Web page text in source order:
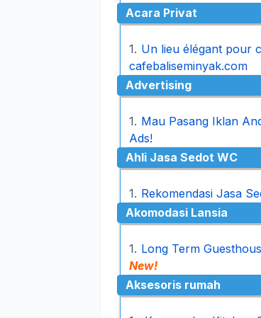
Acara Privat
Un lieu élégant pour
cafebaliseminyak.com
Advertising
Mau Pasang Iklan
Ads!
Ahli Jasa Sedot WC
Rekomendasi Jasa
Akomodasi Lansia
Long Term
New!
Aksesoris rumah